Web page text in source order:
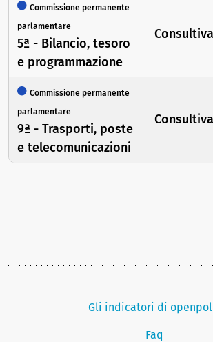
Commissione permanente
parlamentare
5ª - Bilancio, tesoro
e programmazione
Consultiva
Commissione permanente
parlamentare
9ª - Trasporti, poste
e telecomunicazioni
Consultiva
Gli indicatori di
Faq